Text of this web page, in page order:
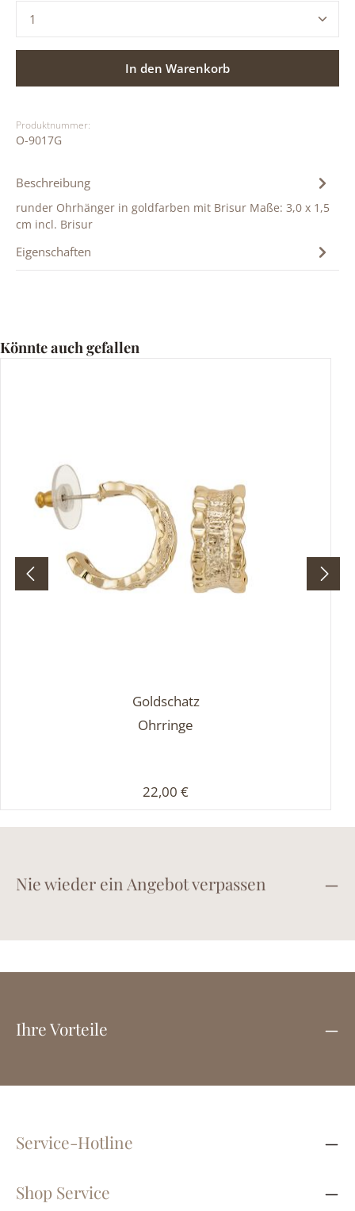
Produkt Anzahl: Gib den gewünschten Wert ein
In den Warenkorb
Produktnummer:
O-9017G
Beschreibung
runder Ohrhänger in goldfarben mit Brisur Maße: 3,0 x 1,5
cm incl. Brisur
Eigenschaften
Produktgalerie überspringen
Könnte auch gefallen
Goldschatz
Ohrringe
Regulärer Preis:
22,00 €
Nie wieder ein Angebot verpassen
Ihre Vorteile
Service-Hotline
Shop Service